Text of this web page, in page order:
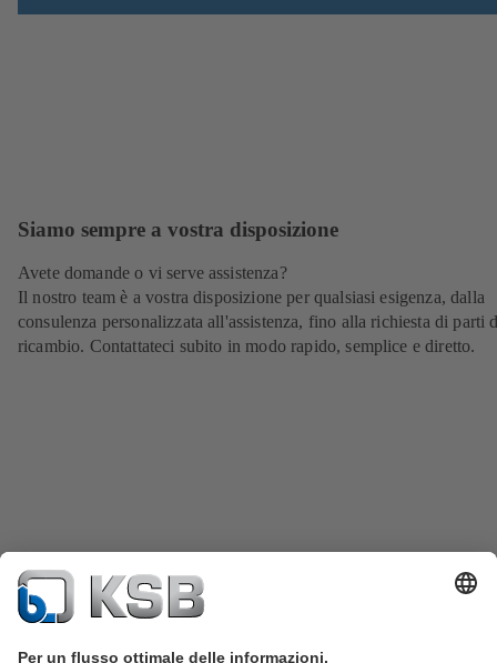
Siamo sempre a vostra disposizione
Avete domande o vi serve assistenza?
Il nostro team è a vostra disposizione per qualsiasi esigenza, dalla
consulenza personalizzata all'assistenza, fino alla richiesta di parti
ricambio. Contattateci subito in modo rapido, semplice e diretto.